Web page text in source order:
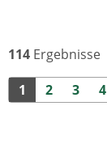
114 Ergebnisse
1 2 3 4